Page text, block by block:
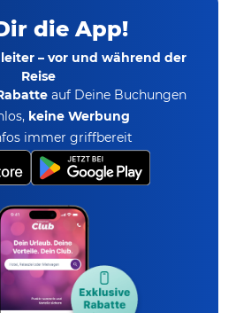
die App!
– vor und während der
Reise
auf Deine Buchungen
keine Werbung
immer griffbereit